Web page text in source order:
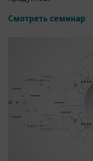
Смотреть семинар